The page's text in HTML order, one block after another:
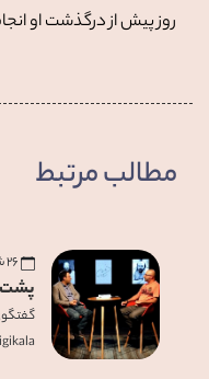
روز پیش از درگذشت او
مطالب مرتبط
پشت